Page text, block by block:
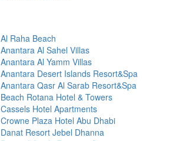
Al Raha Beach
Anantara Al Sahel Villas
Anantara Al Yamm Villas
Anantara Desert Islands Resort&Spa
Anantara Qasr Al Sarab Resort&Spa
Beach Rotana Hotel & Towers
Cassels Hotel Apartments
Crowne Plaza Hotel Abu Dhabi
Danat Resort Jebel Dhanna